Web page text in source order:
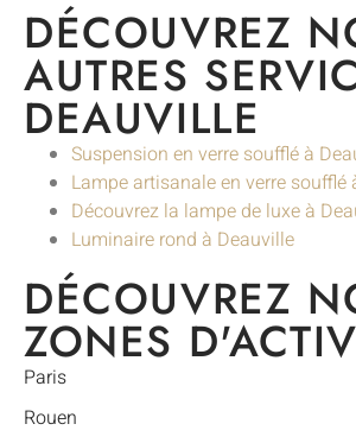
DÉCOUVREZ
AUTRES
DEAUVILLE
Suspension en verre soufflé à
Lampe artisanale en verre soufflé
Découvrez la lampe de luxe à
Luminaire rond à Deauville
DÉCOUVREZ
ZONES
Paris
Rouen